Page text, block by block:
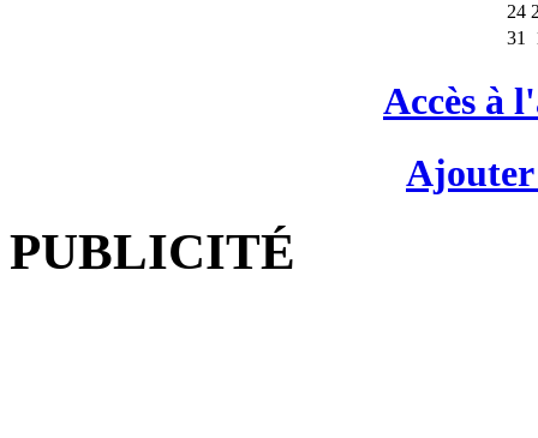
24
31
Accès à
Ajouter
PUBLICITÉ